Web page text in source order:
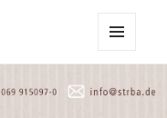
WIDGETS